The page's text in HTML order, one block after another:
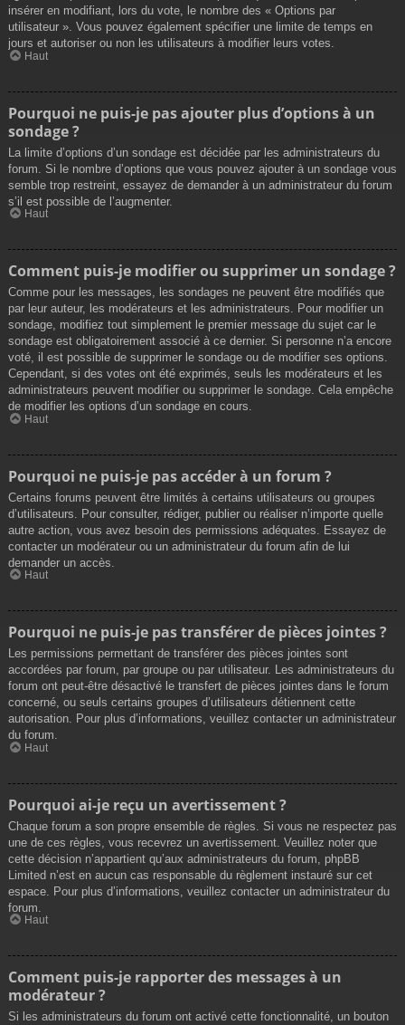
insérer en modifiant, lors du vote, le nombre des « Options par
utilisateur ». Vous pouvez également spécifier une limite de temps en
jours et autoriser ou non les utilisateurs à modifier leurs votes.
Haut
Pourquoi ne puis-je pas ajouter plus d’options à un
sondage ?
La limite d’options d’un sondage est décidée par les administrateurs du
forum. Si le nombre d’options que vous pouvez ajouter à un sondage vous
semble trop restreint, essayez de demander à un administrateur du forum
s’il est possible de l’augmenter.
Haut
Comment puis-je modifier ou supprimer un sondage ?
Comme pour les messages, les sondages ne peuvent être modifiés que
par leur auteur, les modérateurs et les administrateurs. Pour modifier un
sondage, modifiez tout simplement le premier message du sujet car le
sondage est obligatoirement associé à ce dernier. Si personne n’a encore
voté, il est possible de supprimer le sondage ou de modifier ses options.
Cependant, si des votes ont été exprimés, seuls les modérateurs et les
administrateurs peuvent modifier ou supprimer le sondage. Cela empêche
de modifier les options d’un sondage en cours.
Haut
Pourquoi ne puis-je pas accéder à un forum ?
Certains forums peuvent être limités à certains utilisateurs ou groupes
d’utilisateurs. Pour consulter, rédiger, publier ou réaliser n’importe quelle
autre action, vous avez besoin des permissions adéquates. Essayez de
contacter un modérateur ou un administrateur du forum afin de lui
demander un accès.
Haut
Pourquoi ne puis-je pas transférer de pièces jointes ?
Les permissions permettant de transférer des pièces jointes sont
accordées par forum, par groupe ou par utilisateur. Les administrateurs du
forum ont peut-être désactivé le transfert de pièces jointes dans le forum
concerné, ou seuls certains groupes d’utilisateurs détiennent cette
autorisation. Pour plus d’informations, veuillez contacter un administrateur
du forum.
Haut
Pourquoi ai-je reçu un avertissement ?
Chaque forum a son propre ensemble de règles. Si vous ne respectez pas
une de ces règles, vous recevrez un avertissement. Veuillez noter que
cette décision n’appartient qu’aux administrateurs du forum, phpBB
Limited n’est en aucun cas responsable du règlement instauré sur cet
espace. Pour plus d’informations, veuillez contacter un administrateur du
forum.
Haut
Comment puis-je rapporter des messages à un
modérateur ?
Si les administrateurs du forum ont activé cette fonctionnalité, un bouton